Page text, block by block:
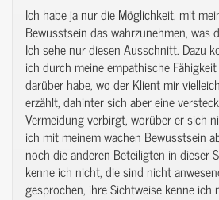
Ich habe ja nur die Möglichkeit, mit
Bewusstsein das wahrzunehmen, was
Ich sehe nur diesen Ausschnitt. Dazu
ich durch meine empathische
darüber habe, wo der Klient mir
erzählt, dahinter sich aber eine
Vermeidung verbirgt, worüber er sich
ich mit meinem wachen Bewusstsein
noch die anderen Beteiligten in dieser
kenne ich nicht, die sind nicht
gesprochen, ihre Sichtweise kenne ich